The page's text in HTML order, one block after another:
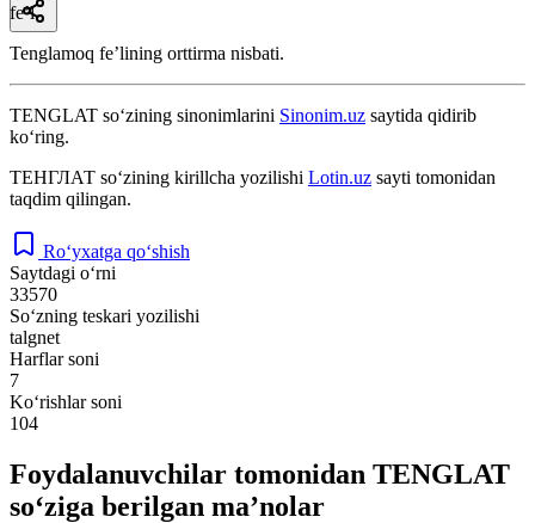
fe’l
Tenglamoq feʼlining orttirma nisbati.
TENGLAT so‘zining sinonimlarini Sinonim.uz saytida qidirib
ko‘ring.
ТЕНГЛАТ so‘zining kirillcha yozilishi Lotin.uz sayti tomonidan
taqdim qilingan.
Ro‘yxatga qo‘shish
Saytdagi o‘rni
33570
So‘zning teskari yozilishi
talgnet
Harflar soni
7
Ko‘rishlar soni
104
Foydalanuvchilar tomonidan TENGLAT
so‘ziga berilgan ma’nolar